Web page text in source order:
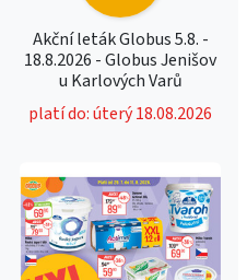
Akční leták Globus 5.8. -
18.8.2026 - Globus Jenišov
u Karlových Varů
platí do: úterý 18.08.2026